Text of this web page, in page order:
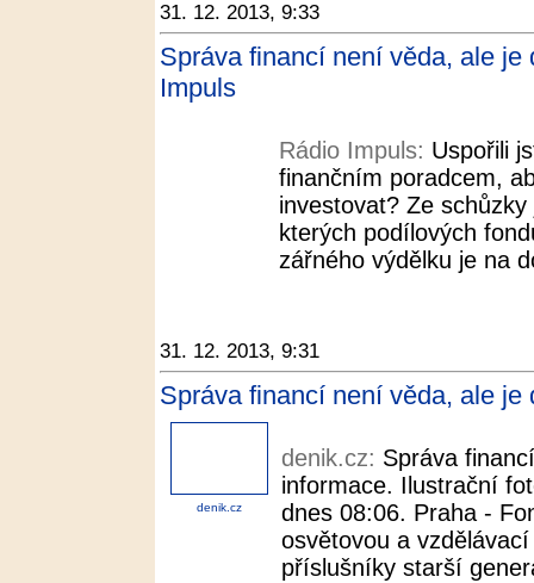
31. 12. 2013, 9:33
Správa financí není věda, ale
Impuls
Rádio Impuls: Uspořili
finančním poradcem,
investovat? Ze
kterých podílových
zářného výdělku je na
31. 12. 2013, 9:31
Správa financí není věda, ale
denik.cz
denik.cz: Správa
informace. Ilustrační
dnes 08:06. Praha -
osvětovou a
příslušníky starší